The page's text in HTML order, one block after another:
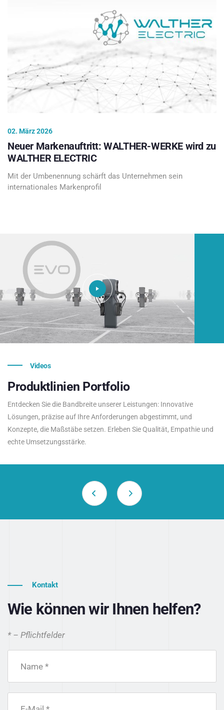
02. März 2026
Neuer Markenauftritt: WALTHER-WERKE wird zu
WALTHER ELECTRIC
Mit der Umbenennung schärft das Unternehmen sein
internationales Markenprofil
Videos
Produktlinien Portfolio
Entdecken Sie die Bandbreite unserer Leistungen: Innovative
Lösungen, präzise auf Ihre Anforderungen abgestimmt, und
Konzepte, die Maßstäbe setzen. Erleben Sie Qualität, Empathie und
echte Umsetzungsstärke.
Kontakt
Wie können wir Ihnen helfen?
* – Pflichtfelder
Name *